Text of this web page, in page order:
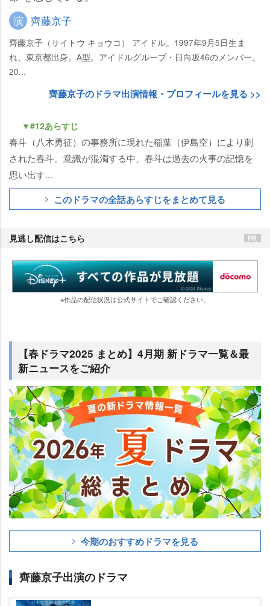
演 齊藤京子
齊藤京子（サイトウ キョウコ） アイドル。1997年9月5日生ま
れ、東京都出身。A型。アイドルグループ・日向坂46のメンバー。
20...
齊藤京子のドラマ出演情報・プロフィールを見る >>
▼#12あらすじ
春斗（八木勇征）の事務所に現れた稲葉（伊島空）により刺
された春斗。意識が混濁する中、春斗は過去の火事の記憶を
思い出す...
このドラマの全話あらすじをまとめて見る
見逃し配信はこちら
※作品の配信状況は公式サイトでご確認ください。
【春ドラマ2025 まとめ】4月期 新ドラマ一覧＆最
新ニュースをご紹介
今期のおすすめドラマを見る
齊藤京子出演のドラマ